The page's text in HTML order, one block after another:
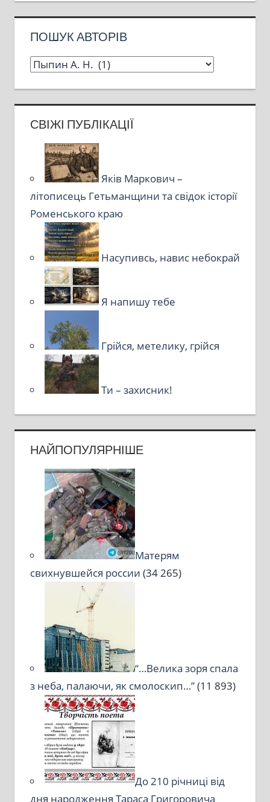
ПОШУК АВТОРІВ
СВІЖІ ПУБЛІКАЦІЇ
Яків Маркович –
літописець Гетьманщини та свідок історії
Роменського краю
Насупивсь, навис небокрай
Я напишу тебе
Грійся, метелику, грійся
Ти – захисник!
НАЙПОПУЛЯРНІШЕ
Матерям
свихнувшейся россии (34 265)
“…Велика зоря спала
з неба, палаючи, як смолоскип…”(11 893)
До 210 річниці від
дня народження Тараса Григоровича